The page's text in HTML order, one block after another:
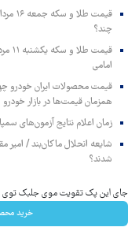
چند؟
امامی
همزمان قیمت‌ها در بازار خودرو
زمان اعلام نتایج آزمون‌های
شایعه انحلال ماکان‌بند / امیر
شدند؟
جای این پک تقویت موی جلبک توی حمومت
خرید